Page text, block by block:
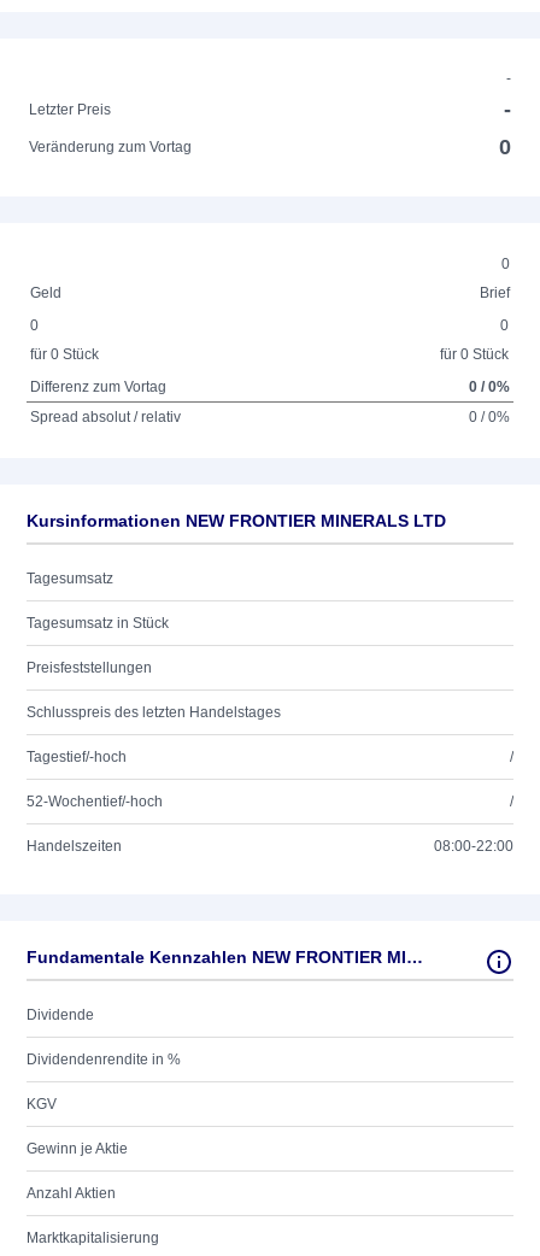
-
Letzter Preis
-
Veränderung zum Vortag 0
0
Geld
Brief
0
für 0 Stück
0
für 0 Stück
Differenz zum Vortag
0 / 0%
Spread absolut / relativ
0 / 0%
Kursinformationen NEW FRONTIER MINERALS LTD
Tagesumsatz
Tagesumsatz in Stück
Preisfeststellungen
Schlusspreis des letzten Handelstages
Tagestief/-hoch /
52-Wochentief/-hoch /
Handelszeiten 08:00-22:00
Fundamentale Kennzahlen NEW FRONTIER MINERALS LTD
Dividende
Dividendenrendite in %
KGV
Gewinn je Aktie
Anzahl Aktien
Marktkapitalisierung